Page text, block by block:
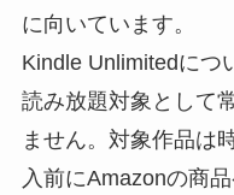
に向いています。
Kindle Unlimitedにつ
読み放題対象として
ません。対象作品は
入前にAmazonの商